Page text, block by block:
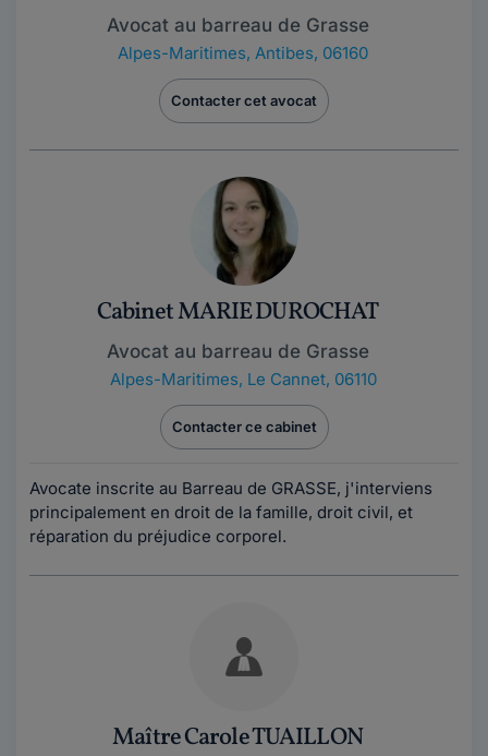
Avocat au barreau de Grasse
Alpes-Maritimes, Antibes, 06160
Contacter cet avocat
Cabinet MARIE DUROCHAT
Avocat au barreau de Grasse
Alpes-Maritimes, Le Cannet, 06110
Contacter ce cabinet
Avocate inscrite au Barreau de GRASSE, j'interviens
principalement en droit de la famille, droit civil, et
réparation du préjudice corporel.
Maître Carole TUAILLON